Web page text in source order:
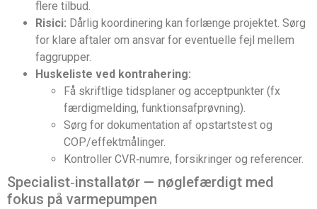
flere tilbud.
Risici: Dårlig koordinering kan forlænge projektet. Sørg
for klare aftaler om ansvar for eventuelle fejl mellem
faggrupper.
Huskeliste ved kontrahering:
Få skriftlige tidsplaner og acceptpunkter (fx
færdigmelding, funktionsafprøvning).
Sørg for dokumentation af opstartstest og
COP/effektmålinger.
Kontroller CVR‑numre, forsikringer og referencer.
Specialist‑installatør — nøglefærdigt med
fokus på varmepumpen